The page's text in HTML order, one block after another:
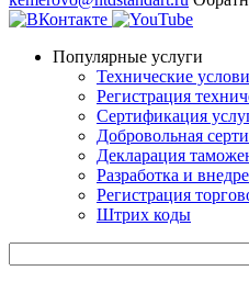
Популярные услуги
Технические
Регистрация
Сертификация
Добровольная
Декларация
Разработка и
Регистрация
Штрих коды